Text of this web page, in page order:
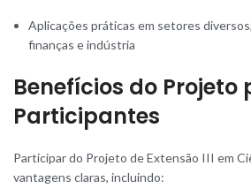
Aplicações práticas em setores
finanças e indústria
Benefícios do Projeto
Participantes
Participar do Projeto de Extensão III em
vantagens claras, incluindo: